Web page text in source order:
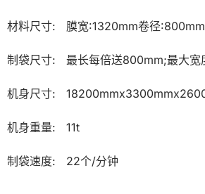
材料尺寸:   膜宽:1320mm卷径:800mm
制袋尺寸:   最长每倍送800mm;最大宽
机身尺寸:
机身重量:   11t
制袋速度:   22个/分钟